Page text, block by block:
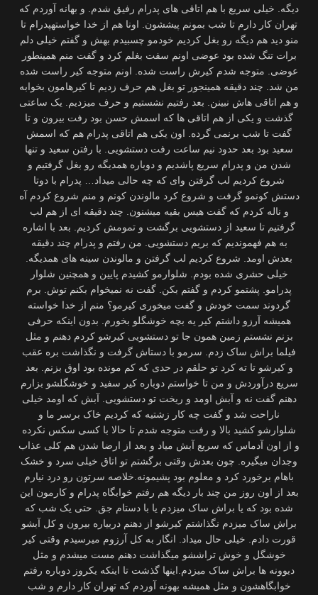
دیگه. خیلی سریع با هم اتاقی های پدرام رفیق شدم. و بهانه آوردم که
تهران کار دارم تا شب بمونم پیششون. اونا هم از خدا خواستهپدرام تا
منو دید هم دیگه رو بغل کردیم خودمو چسبیدم بهش و گفتم خیلی دلم
برات تنگ شده بود عوضی اونم سفت بغلم کرد و گفت منم همینطور
عوضی. متوجه شدم کیرش راست شده. اونم متوجه کیر راست شده
من شد. چند دقیقه همینجور تو بغل هم حرف زدیم تا کیرهامون بخوابه
و هم اتاقی هاش نبینن. بعد رفتیم نشستیم و حرف میزدیم. یک ساعتی
گذشت و یکی از هم اتاقی ها که اسمش حسن بود رفت بیرون و تا
گفت تا شب برنمی گرده. اون یکی هم اتاقی پدرام هم که اسمش
سعید بود بعد حدود نیم ساعت رفت دستشویی. با رفتن سعید و تنها
شدن من و پدرام سریع پاشدیم و دوباره همدیگه رو بغل گرفتیم و
شروع کردیم لب گرفتن وای که چه حالی میداد… پدرام با دوتا
دستش کونمو گرفت و شروع کرد مالوندن کونم و منم شروع کردم آه
و ناله کردم که گفت هیس بقیه میشنون. چند دقیقه ای از هم لب
گرفتیم تا سعید از دستشویی برگشت و تمومش کردیم. بعد با اشاره
به هم فهموندیم که بریم دستشویی. من رفتم و پدرام چند دقیقه
بعدش اومد. شروع کردیم لب گرفتن و مالوندن سینه های همدیگه.
خیلی حشری شده بودم. شلوارمو کشیدم پایین و همچنین شلوار
پدرامو. پشتمو کردم و گفتم بکن. گفت نه نمیخوام بکنم توش. برم
گردوند سمت خودش و گفت میخوری کیرمو؟ منم از خدا خواسته
همیشه آرزو داشتم کیر یه بچه خوشگلو بخورم. بدون اینکه حرفی
بزنم نشستم زمین همون جا تو دستشویی کیرشو کردم دهنم و مثل
فیلما براش ساک زدم. سرمو با دستاش گرفت و نگذاشت بره عقب
و کیرشو تا ته کرد تو حلقم در حدی که کم مونده بود اوق بزنم. بعد
سریع درآوردش و من تا خواستم دوباره کیر سفید و خوشگلشو بزارم
دهنم گفت نه و آبش اومد و ریخت تو دستشویی. آبش که اومد خیلی
ناراحت شد و گفت چه کار زشتیه که کردیم خاک برسر ما و
شلوارشو کشید بالا و رفت متوجه شدم تا حالا با کسی سکس نکرده
و از اون آدماس که سریع آبش میاد و بعد از ارضا شدن هم کلی عذاب
وجدان میگیره. چون بعدش وقتی برگشتم تو اتاق خیلی سرد و خشک
باهام برخورد کرد و معلوم بود پشیمونه.خلاصه سرتون رو درد نیارم
بعد از اون روز من چند بار دیگه هم رفتم خوابگاه پدرام و کارمون این
شده بود که یا براش ساک میزدم یا با دستام جق. حتی یک شب که
براش ساک میزدم نگذاشتم کیرشو از دهنم دربیاره بیرون و کل آبشو
قورت دادم. خیلی حال میداد. انگار به کل آرزوم میرسیدم وقتی کیر
خوشگل و خوش تراششو میگذاشت دهنم مست میشدم و مثل
دیوونه ها براش ساک میزدم.اینها گذشت تا اینکه یکروز دوباره رفتم
خوابگاهشون و مثل همیشه بهونه آوردم که تهران کار دارم و شب